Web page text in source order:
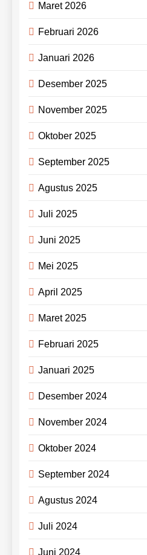
Maret 2026
Februari 2026
Januari 2026
Desember 2025
November 2025
Oktober 2025
September 2025
Agustus 2025
Juli 2025
Juni 2025
Mei 2025
April 2025
Maret 2025
Februari 2025
Januari 2025
Desember 2024
November 2024
Oktober 2024
September 2024
Agustus 2024
Juli 2024
Juni 2024